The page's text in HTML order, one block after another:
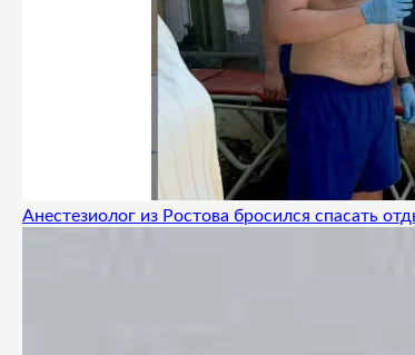
Анестезиолог из Ростова бросился спасать